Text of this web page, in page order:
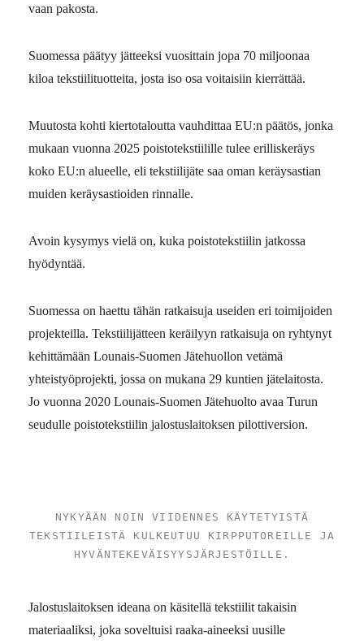
vaan pakosta.
Suomessa päätyy jätteeksi vuosittain jopa 70 miljoonaa
kiloa tekstiilituotteita, josta iso osa voitaisiin kierrättää.
Muutosta kohti kiertotaloutta vauhdittaa EU:n päätös, jonka
mukaan vuonna 2025 poistotekstiilille tulee erilliskeräys
koko EU:n alueelle, eli tekstiilijäte saa oman keräysastian
muiden keräysastioiden rinnalle.
Avoin kysymys vielä on, kuka poistotekstiilin jatkossa
hyödyntää.
Suomessa on haettu tähän ratkaisuja useiden eri toimijoiden
projekteilla. Tekstiilijätteen keräilyyn ratkaisuja on ryhtynyt
kehittämään Lounais-Suomen Jätehuollon vetämä
yhteistyöprojekti, jossa on mukana 29 kuntien jätelaitosta.
Jo vuonna 2020 Lounais-Suomen Jätehuolto avaa Turun
seudulle poistotekstiilin jalostuslaitoksen pilottiversion.
NYKYÄÄN NOIN VIIDENNES KÄYTETYISTÄ
TEKSTIILEISTÄ KULKEUTUU KIRPPUTOREILLE JA
HYVÄNTEKEVÄISYYSJÄRJESTÖILLE.
Jalostuslaitoksen ideana on käsitellä tekstiilit takaisin
materiaaliksi, joka soveltuisi raaka-aineeksi uusille